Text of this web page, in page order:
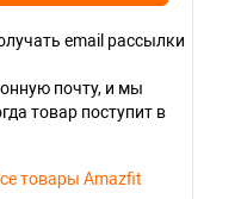
email рассылки
почту, и мы
товар поступит в
товары Amazfit